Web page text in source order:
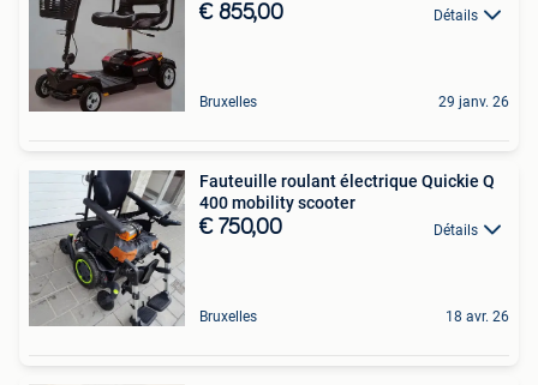
€ 855,00 Détails
Bruxelles 29 janv. 26
Fauteuille roulant électrique Quickie Q
400 mobility scooter
€ 750,00 Détails
Bruxelles 18 avr. 26